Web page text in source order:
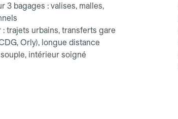
3 bagages : valises, malles,
: trajets urbains, transferts gare
Orly), longue distance
intérieur soigné